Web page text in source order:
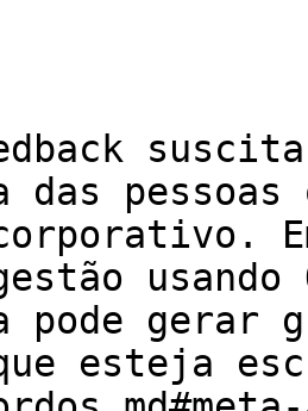
das
pode gerar
esteja